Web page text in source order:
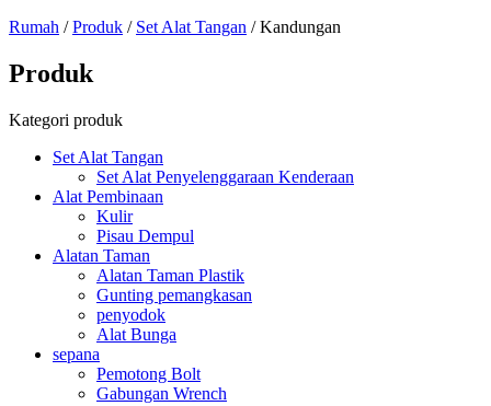
Rumah /Produk / Set Alat Tangan / Kandungan
Produk
Kategori produk
Set Alat Tangan
Set Alat Penyelenggaraan Kenderaan
Alat Pembinaan
Kulir
Pisau Dempul
Alatan Taman
Alatan Taman Plastik
Gunting pemangkasan
penyodok
Alat Bunga
sepana
Pemotong Bolt
Gabungan Wrench